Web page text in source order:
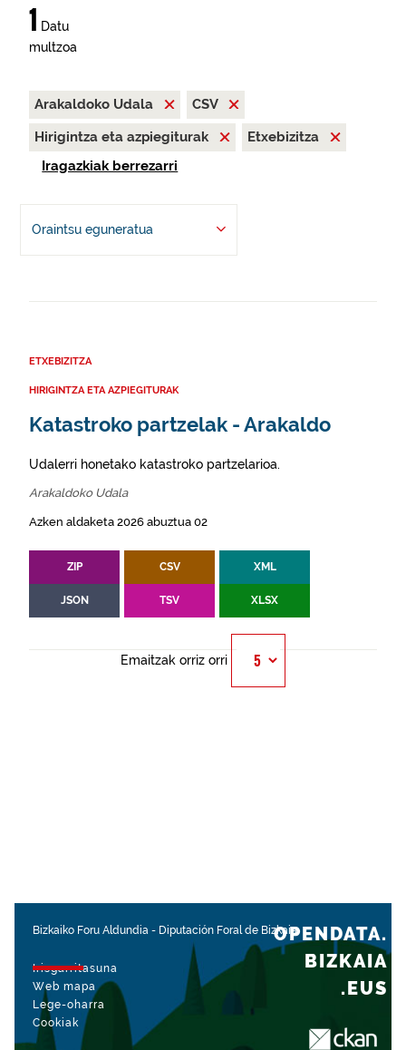
1 Datu
multzoa
Arakaldoko Udala
CSV
Hirigintza eta azpiegiturak
Etxebizitza
Iragazkiak berrezarri
Oraintsu eguneratua
ETXEBIZITZA
HIRIGINTZA ETA AZPIEGITURAK
Katastroko partzelak - Arakaldo
Udalerri honetako katastroko partzelarioa.
Arakaldoko Udala
Azken aldaketa 2026 abuztua 02
ZIP CSV XML
JSON TSV XLSX
Emaitzak orriz orri
Bizkaiko Foru Aldundia - Diputación Foral de Bizkaia
Irisgarritasuna
Web mapa
Lege-oharra
Cookiak
OPENDATA.
BIZKAIA
.EUS